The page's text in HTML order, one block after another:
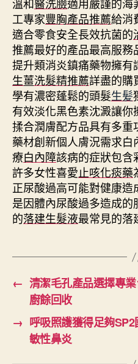
工專家豐胸產品推薦給消
適合零食安全長效抗菌的
推薦最好的產品最高服務
提升類消炎鎮痛藥物擁
生薑洗髮精推薦詳盡的購
學有濃密蓬鬆的頭髮生髪
有效淡化黑色素沈澱讓你
揉合潤膚配方品具有多重
藥材創新個人膚況需求
療白內障該病的症狀包含
許多女性喜愛止咳化痰藥
正尿酸過高可能對健康造
是因體內尿酸過多造成
的落建生髮液最常見的落
← 清潔毛孔產品選擇專
廚餘回收
→ 呼吸照護獲得足夠
敏性鼻炎